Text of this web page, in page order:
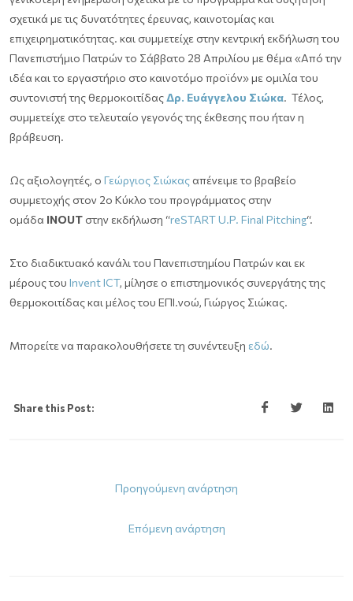
σχετικά με τις δυνατότητες έρευνας, καινοτομίας και
επιχειρηματικότητας. και συμμετείχε στην κεντρική εκδήλωση του
Πανεπιστήμιο Πατρών το Σάββατο 28 Απριλίου με θέμα «Από την
ιδέα και το εργαστήριο στο καινοτόμο προϊόν» με ομιλία του
συντονιστή της θερμοκοιτίδαςΔρ. Ευάγγελου Σιώκα. Τέλος,
συμμετείχε στο τελευταίο γεγονός της έκθεσης που ήταν η
βράβευση.
Ως αξιολογητές, ο Γεώργιος Σιώκαςαπένειμε το βραβείο
συμμετοχής στον 2ο Κύκλο του προγράμματος στην
ομάδα INOUTστην εκδήλωση “reSTART U.P. Final Pitching“.
Στο διαδικτυακό κανάλι του Πανεπιστημίου Πατρών και εκ
μέρους του Invent ICT, μίλησε ο επιστημονικός συνεργάτης της
θερμοκοιτίδας και μέλος του ΕΠΙ.νοώ, Γιώργος Σιώκας.
Μπορείτε να παρακολουθήσετε τη συνέντευξη εδώ.
Share this Post:
Προηγούμενη ανάρτηση
Επόμενη ανάρτηση